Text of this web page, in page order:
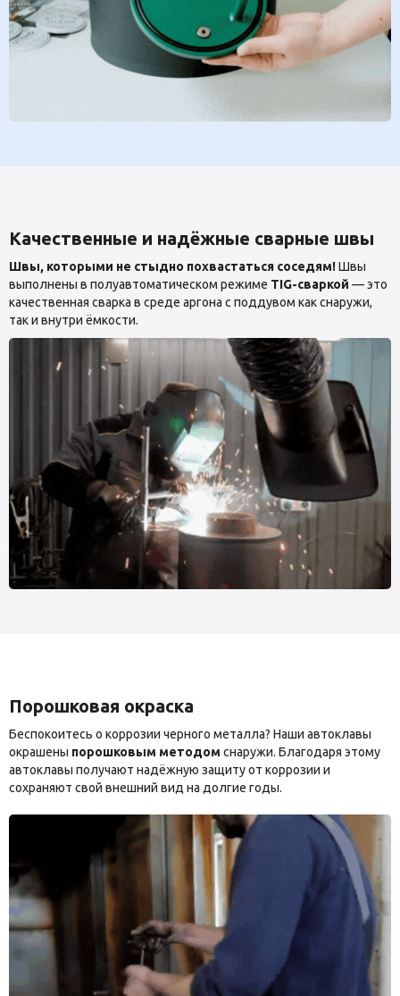
Качественные и надёжные сварные швы
Швы, которыми не стыдно похвастаться соседям!Швы
выполнены в полуавтоматическом режиме TIG-сваркой — это
качественная сварка в среде аргона с поддувом как снаружи,
так и внутри ёмкости.
Порошковая окраска
Беспокоитесь о коррозии черного металла? Наши автоклавы
окрашены порошковым методом снаружи. Благодаря этому
автоклавы получают надёжную защиту от коррозии и
сохраняют свой внешний вид на долгие годы.